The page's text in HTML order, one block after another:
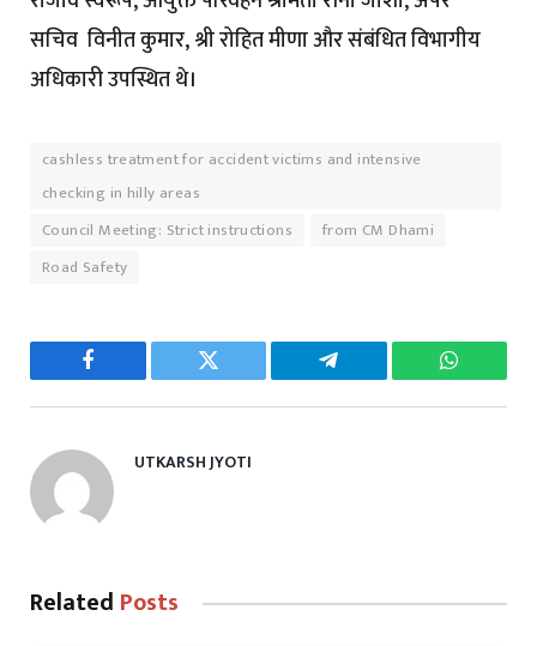
सचिव विनीत कुमार, श्री रोहित मीणा और संबंधित विभागीय
अधिकारी उपस्थित थे।
cashless treatment for accident victims and intensive
checking in hilly areas
Council Meeting: Strict instructions
from CM Dhami
Road Safety
Facebook Twitter Telegram
UTKARSH JYOTI
Related Posts